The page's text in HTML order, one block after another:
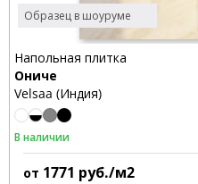
Образец в шоуруме
Напольная плитка
Ониче
Velsaa (Индия)
В наличии
от 1771 руб./м2